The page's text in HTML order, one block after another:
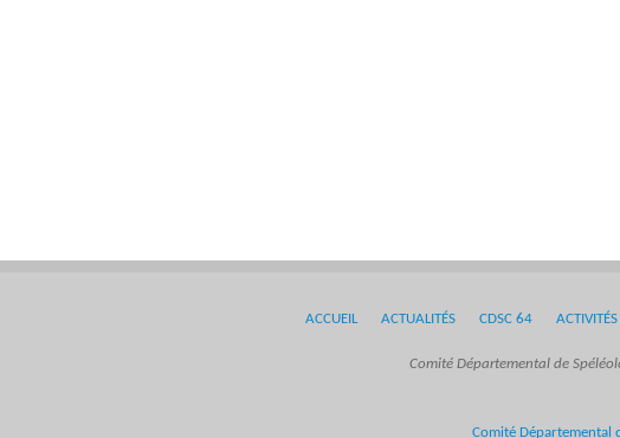
ACCUEIL ACTUALITÉS CDSC 64 ACTIVITÉS
Comité Départemental de
Comité Départemental